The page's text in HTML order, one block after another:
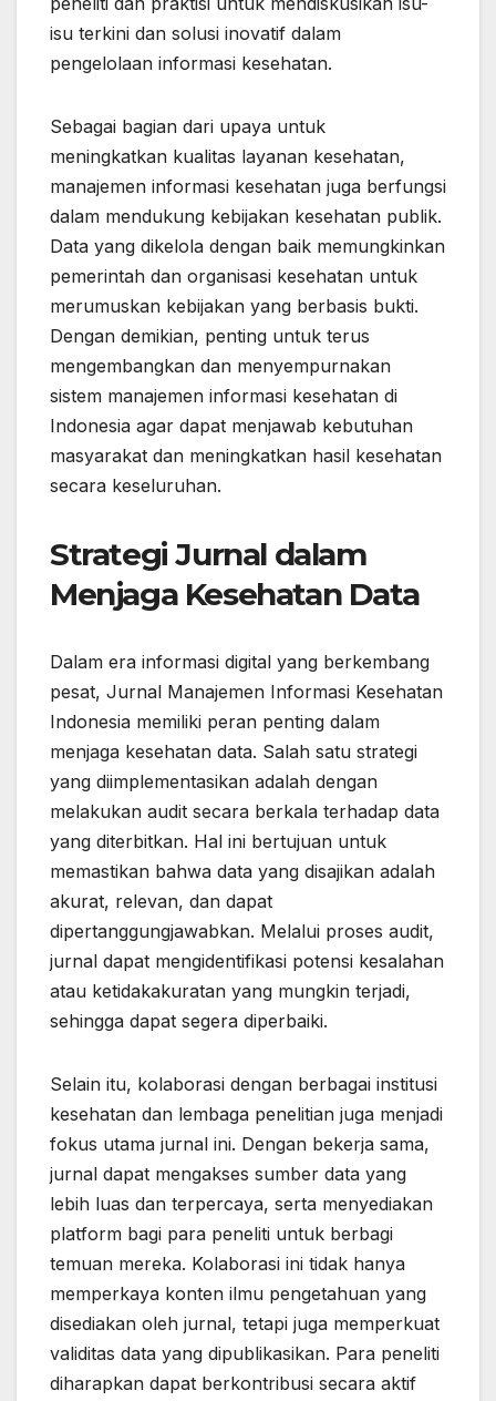
isu terkini dan solusi inovatif dalam
pengelolaan informasi kesehatan.
Sebagai bagian dari upaya untuk
meningkatkan kualitas layanan kesehatan,
manajemen informasi kesehatan juga berfungsi
dalam mendukung kebijakan kesehatan publik.
Data yang dikelola dengan baik memungkinkan
pemerintah dan organisasi kesehatan untuk
merumuskan kebijakan yang berbasis bukti.
Dengan demikian, penting untuk terus
mengembangkan dan menyempurnakan
sistem manajemen informasi kesehatan di
Indonesia agar dapat menjawab kebutuhan
masyarakat dan meningkatkan hasil kesehatan
secara keseluruhan.
Strategi Jurnal dalam
Menjaga Kesehatan Data
Dalam era informasi digital yang berkembang
pesat, Jurnal Manajemen Informasi Kesehatan
Indonesia memiliki peran penting dalam
menjaga kesehatan data. Salah satu strategi
yang diimplementasikan adalah dengan
melakukan audit secara berkala terhadap data
yang diterbitkan. Hal ini bertujuan untuk
memastikan bahwa data yang disajikan adalah
akurat, relevan, dan dapat
dipertanggungjawabkan. Melalui proses audit,
jurnal dapat mengidentifikasi potensi kesalahan
atau ketidakakuratan yang mungkin terjadi,
sehingga dapat segera diperbaiki.
Selain itu, kolaborasi dengan berbagai institusi
kesehatan dan lembaga penelitian juga menjadi
fokus utama jurnal ini. Dengan bekerja sama,
jurnal dapat mengakses sumber data yang
lebih luas dan terpercaya, serta menyediakan
platform bagi para peneliti untuk berbagi
temuan mereka. Kolaborasi ini tidak hanya
memperkaya konten ilmu pengetahuan yang
disediakan oleh jurnal, tetapi juga memperkuat
validitas data yang dipublikasikan. Para peneliti
diharapkan dapat berkontribusi secara aktif